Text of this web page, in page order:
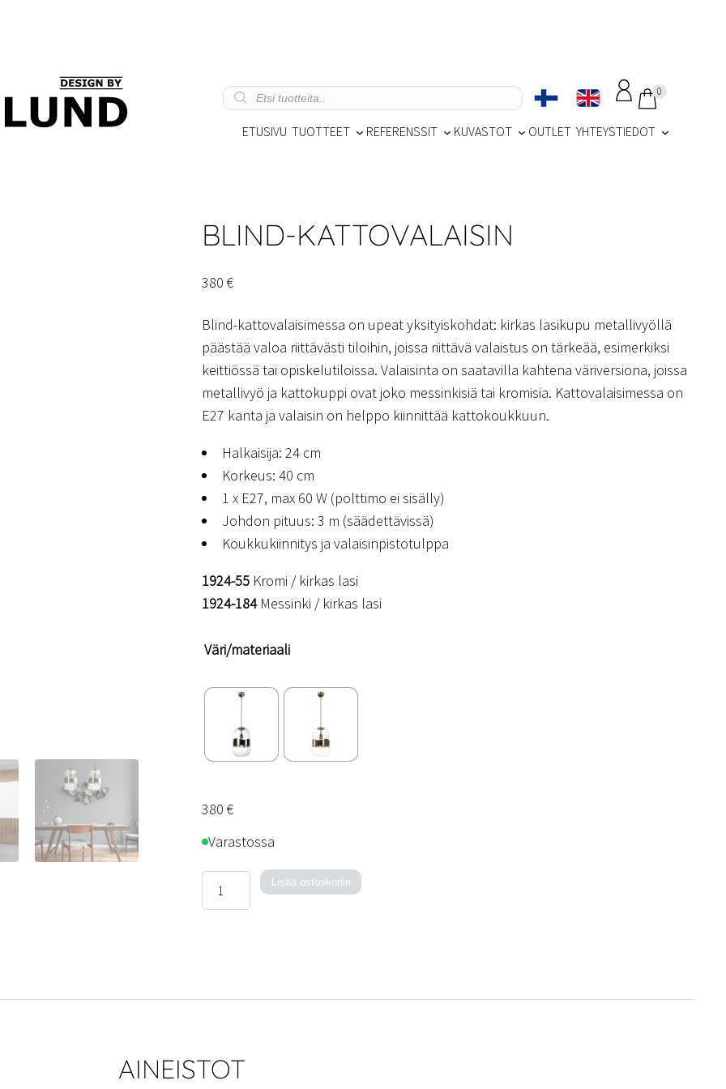
Products
search
0
ETUSIVU TUOTTEET REFERENSSIT KUVASTOT OUTLET YHTEYSTIEDOT
BLIND-KATTOVALAISIN
380€
Blind-kattovalaisimessa on upeat yksityiskohdat: kirkas lasikupu metallivyöllä
päästää valoa riittävästi tiloihin, joissa riittävä valaistus on tärkeää, esimerkiksi
keittiössä tai opiskelutiloissa. Valaisinta on saatavilla kahtena väriversiona, joissa
metallivyö ja kattokuppi ovat joko messinkisiä tai kromisia. Kattovalaisimessa on
E27 kanta ja valaisin on helppo kiinnittää kattokoukkuun.
Halkaisija: 24 cm
Korkeus: 40 cm
1 x E27, max 60 W (polttimo ei sisälly)
Johdon pituus: 3 m (säädettävissä)
Koukkukiinnitys ja valaisinpistotulppa
1924-55 Kromi / kirkas lasi
1924-184Messinki / kirkas lasi
Väri/materiaali
380€
Varastossa
kattovalaisin
Lisää ostoskoriin
AINEISTOT